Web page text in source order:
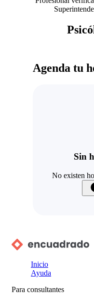
Agenda tu
Sin
No existen
Inicio
Ayuda
Para consultantes